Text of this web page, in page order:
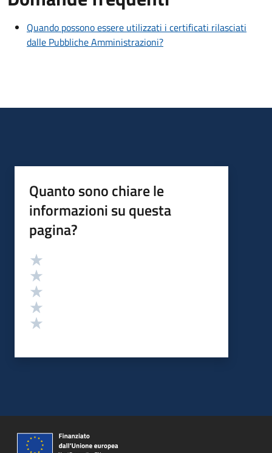
Quando possono essere utilizzati i certificati rilasciati
dalle Pubbliche Amministrazioni?
Quanto sono chiare le
informazioni su questa
pagina?
Valutazione